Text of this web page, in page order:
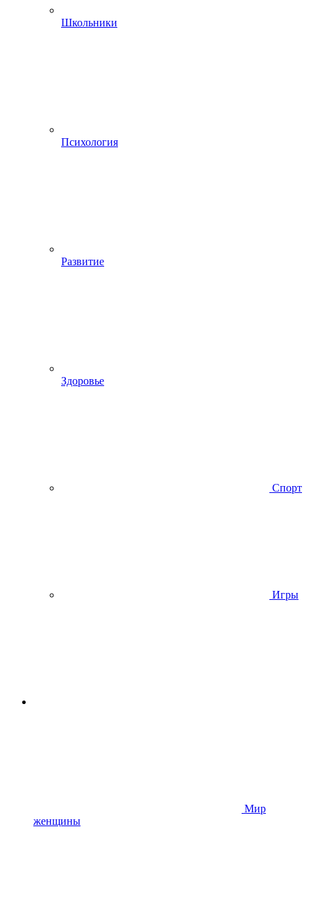
Школьники
Психология
Развитие
Здоровье
Спорт
Игры
Мир
женщины